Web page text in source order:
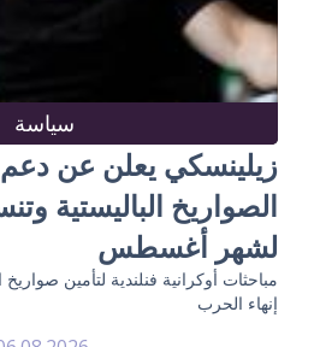
سياسة
زيلينسكي يعلن عن
الصواريخ الباليستية
لشهر أغسطس
مباحثات أوكرانية فنلندية لتأمين
إنهاء الحرب